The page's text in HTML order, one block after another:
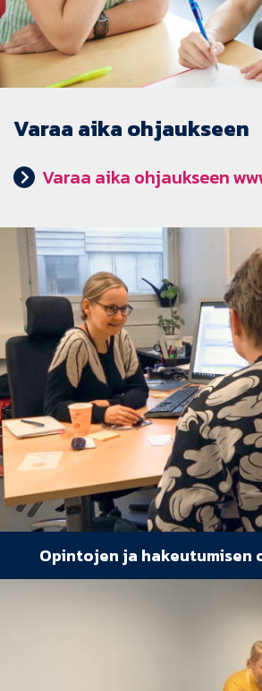
Varaa aika ohjaukseen
Varaa aika ohjaukseen
Opintojen ja hakeutumisen